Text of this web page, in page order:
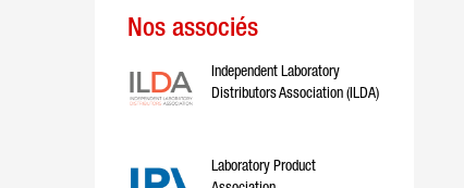
Nos associés
Independent Laboratory
Distributors Association (ILDA)
Laboratory Product